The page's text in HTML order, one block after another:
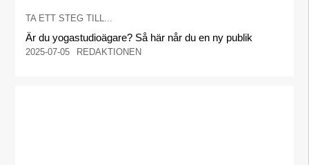
TA ETT STEG TILL...
Är du yogastudioägare? Så här når du en ny publik
2025-07-05 REDAKTIONEN